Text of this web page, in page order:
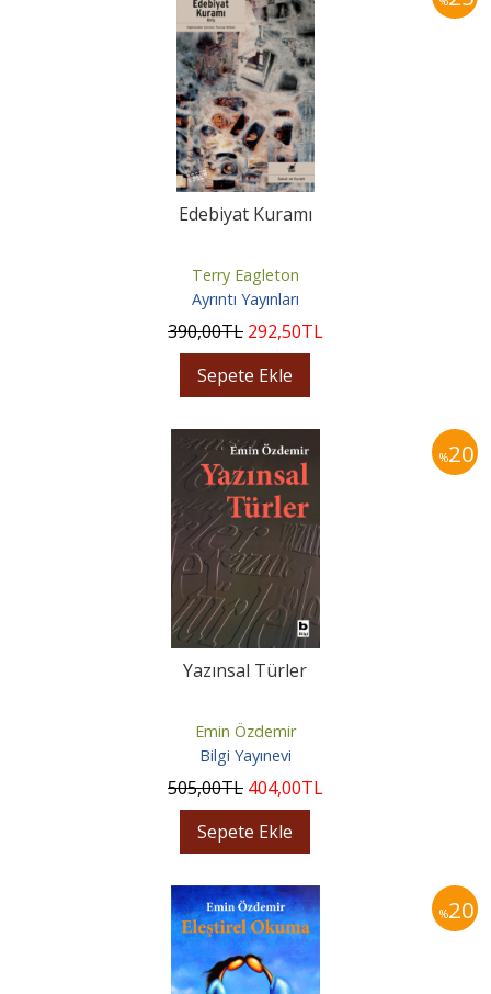
Edebiyat Kuramı
Terry Eagleton
Ayrıntı Yayınları
390,00TL 292,50TL
Sepete Ekle
%20
Yazınsal Türler
Emin Özdemir
Bilgi Yayınevi
505,00TL 404,00TL
Sepete Ekle
%20